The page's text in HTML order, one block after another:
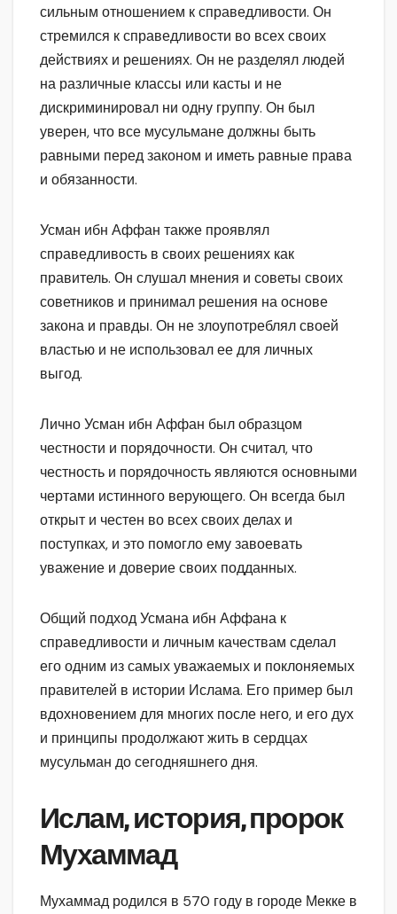
сильным отношением к справедливости. Он
стремился к справедливости во всех своих
действиях и решениях. Он не разделял людей
на различные классы или касты и не
дискриминировал ни одну группу. Он был
уверен, что все мусульмане должны быть
равными перед законом и иметь равные права
и обязанности.
Усман ибн Аффан также проявлял
справедливость в своих решениях как
правитель. Он слушал мнения и советы своих
советников и принимал решения на основе
закона и правды. Он не злоупотреблял своей
властью и не использовал ее для личных
выгод.
Лично Усман ибн Аффан был образцом
честности и порядочности. Он считал, что
честность и порядочность являются основными
чертами истинного верующего. Он всегда был
открыт и честен во всех своих делах и
поступках, и это помогло ему завоевать
уважение и доверие своих подданных.
Общий подход Усмана ибн Аффана к
справедливости и личным качествам сделал
его одним из самых уважаемых и поклоняемых
правителей в истории Ислама. Его пример был
вдохновением для многих после него, и его дух
и принципы продолжают жить в сердцах
мусульман до сегодняшнего дня.
Ислам, история, пророк
Мухаммад
Мухаммад родился в 570 году в городе Мекке в